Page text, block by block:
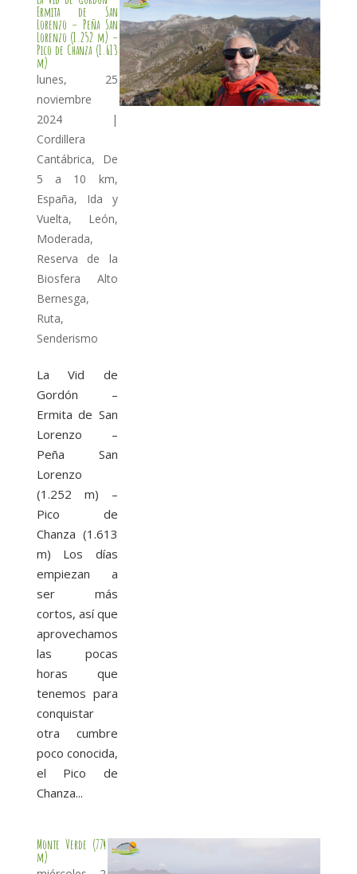
Ermita de San
Lorenzo – Peña San
Lorenzo (1.252 m) –
Pico de Chanza (1.613
m)
lunes, 25
noviembre
2024|
Cordillera
Cantábrica, De
5 a 10 km,
España, Ida y
Vuelta, León,
Moderada,
Reserva de la
Biosfera Alto
Bernesga,
Ruta,
Senderismo
La Vid de
Gordón –
Ermita de San
Lorenzo –
Peña San
Lorenzo
(1.252 m) –
Pico de
Chanza (1.613
m) Los días
empiezan a
ser más
cortos, así que
aprovechamos
las pocas
horas que
tenemos para
conquistar
otra cumbre
poco conocida,
el Pico de
Chanza...
Monte Verde (774
m)